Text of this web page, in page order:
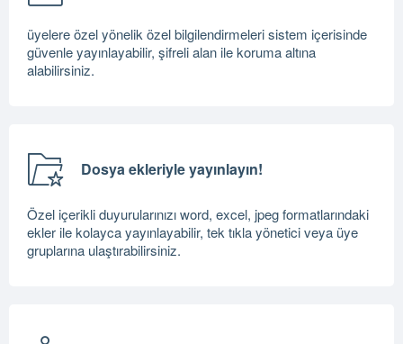
üyelere özel yönelik özel bilgilendirmeleri sistem içerisinde
güvenle yayınlayabilir, şifreli alan ile koruma altına
alabilirsiniz.
Dosya ekleriyle yayınlayın!
Özel içerikli duyurularınızı word, excel, jpeg formatlarındaki
ekler ile kolayca yayınlayabilir, tek tıkla yönetici veya üye
gruplarına ulaştırabilirsiniz.